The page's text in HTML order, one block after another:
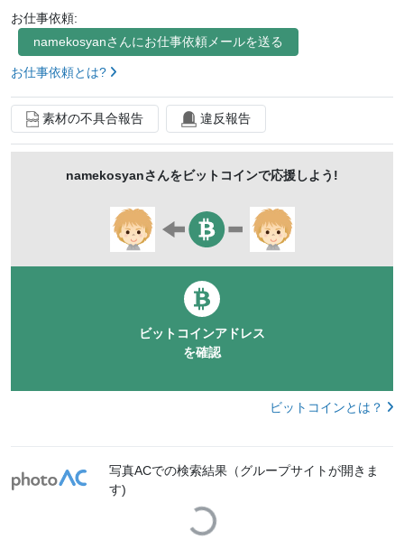
お仕事依頼:
namekosyanさんにお仕事依頼メールを送る
お仕事依頼とは?
素材の不具合報告 違反報告
namekosyanさんをビットコインで応援しよう!
ビットコインアドレス
を確認
ビットコインとは？
写真ACでの検索結果（グループサイトが開きま
す)
Loading...